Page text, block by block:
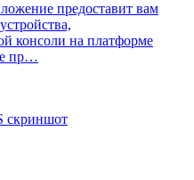
предоставит вам
консоли на платформе
пр…